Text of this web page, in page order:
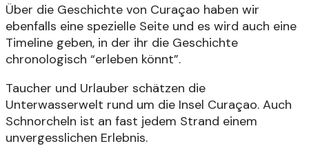
Über die Geschichte von Curaçao haben wir
ebenfalls eine spezielle Seite und es wird auch eine
Timeline geben, in der ihr die Geschichte
chronologisch “erleben könnt”.
Taucher und Urlauber schätzen die
Unterwasserwelt rund um die Insel Curaçao. Auch
Schnorcheln ist an fast jedem Strand einem
unvergesslichen Erlebnis.